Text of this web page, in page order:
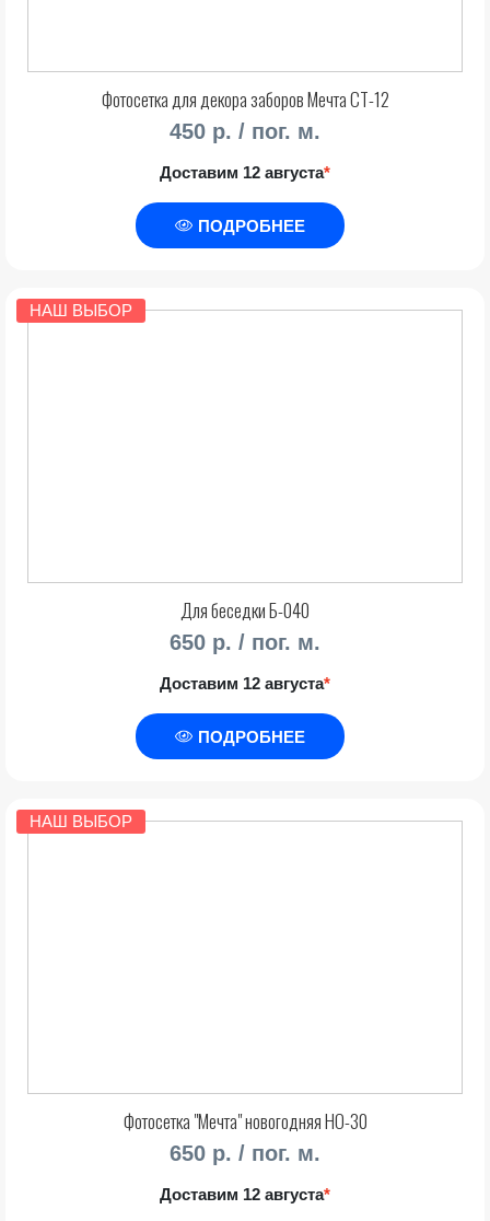
Фотосетка для декора заборов Мечта СТ-12
450 р. / пог. м.
Доставим 12 августа*
ПОДРОБНЕЕ
НАШ ВЫБОР
Для беседки Б-040
650 р. / пог. м.
Доставим 12 августа*
ПОДРОБНЕЕ
НАШ ВЫБОР
Фотосетка "Мечта" новогодняя НО-30
650 р. / пог. м.
Доставим 12 августа*